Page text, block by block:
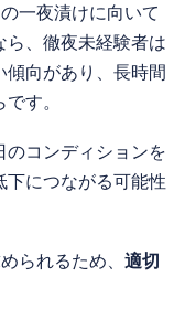
一夜漬けに向いて
ら、徹夜未経験者は
向があり、長時間
す。
のコンディションを
下につながる可能性
られるため、 適切